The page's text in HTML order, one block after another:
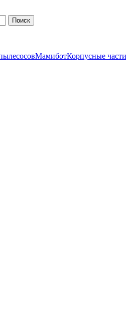
Поиск
МамиботКорпусные